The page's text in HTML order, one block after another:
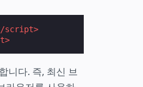
script>
니다. 즉, 최신 브